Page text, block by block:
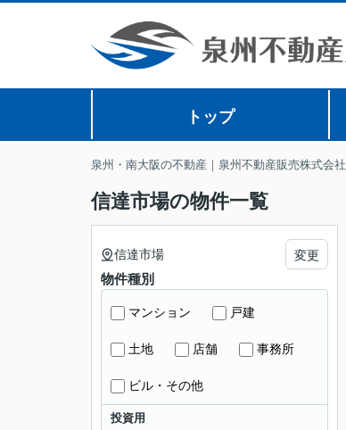
トップ
泉州・南大阪の不動産｜泉州不動産販売株式会社
信達市場の物件一覧
信達市場 変更
物件種別
マンション 戸建
土地 店舗 事務所
ビル・その他
投資用